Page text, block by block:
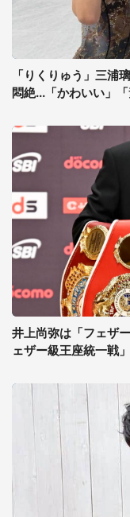
「りくりゅう」三浦
悶絶...「かわいい」
井上尚弥は「フェザ
ェザー級王座統一戦